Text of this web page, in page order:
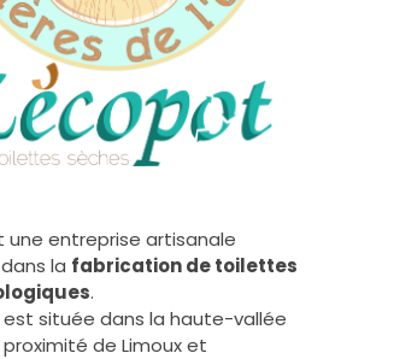
une entreprise artisanale
la fabrication de toilettes
.
est située dans la haute-vallée
proximité de Limoux et